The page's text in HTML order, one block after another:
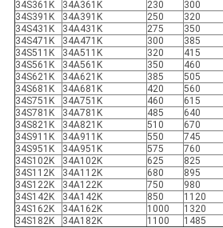
34S361K 34A361K 230 300
34S391K
34A391K 250 320
34S431K
34A431K 275 350
34S471K
34A471K 300 385
34S511K
34A511K 320 415
34S561K
34A561K 350 460
34S621K
34A621K 385 505
34S681K
34A681K 420 560
34S751K
34A751K 460 615
34S781K
34A781K 485 640
34S821K
34A821K 510 670
34S911K
34A911K 550 745
34S951K
34A951K 575 760
34S102K
34A102K 625 825
34S112K
34A112K 680 895
34S122K
34A122K 750 980
34S142K
34A142K 850 1120
34S162K
34A162K 1000 1320
34S182K
34A182K 1100 1485